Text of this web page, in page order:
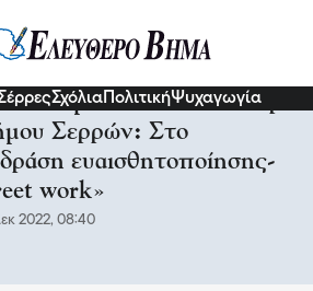
Σχόλια ΠολιτικήΨυχαγωγία
το Συμβουλευτικό Κέντρο
Σερρών: Στο
ευαισθητοποίησης-
work»
2022, 08:40